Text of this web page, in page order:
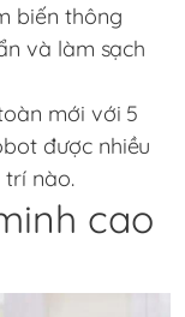
biến thông
và làm sạch
mới với 5
được nhiều
nào.
cao